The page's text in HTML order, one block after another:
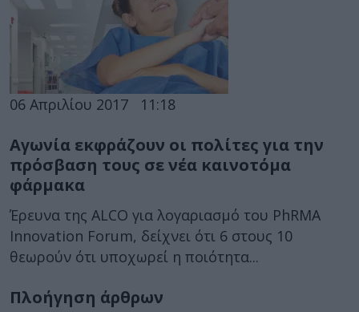
06 Απριλίου 2017 11:18
Αγωνία εκφράζουν οι πολίτες για την
πρόσβαση τους σε νέα καινοτόμα
φάρμακα
Έρευνα της ALCO για λογαριασμό του PhRMA
Innovation Forum, δείχνει ότι 6 στους 10
θεωρούν ότι υποχωρεί η ποιότητα...
Πλοήγηση άρθρων